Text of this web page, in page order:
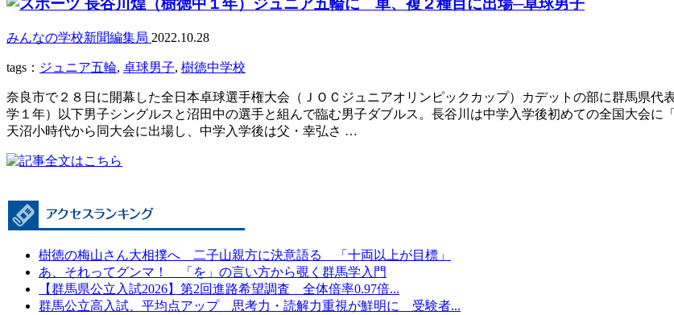
長谷川煌（樹徳中１年）ジュニア五輪に 単、複２種目に出場─卓球男子
みんなの学校新聞編集局 2022.10.28
tags： ジュニア五輪, 卓球男子, 樹徳中学校
奈良市で２８日に開幕した全日本卓球選手権大会（ＪＯＣジュニアオリンピックカップ）カデットの部に群馬県
学１年）以下男子シングルスと沼田中の選手と組んで臨む男子ダブルス。長谷川は中学入学後初めての全国大会
天沼小時代から同大会に出場し、中学入学後は父・幸弘さ …
樹徳の梅山さん大相撲へ 二子山親方に決意語る 「十両以上が目標」
あ、それってグンマ！ 「を」の言い方から覗く群馬学入門
【群馬県公立入試2026】第2回進路希望調査 全体倍率0.97倍...
群馬公立高入試、平均点アップ 思考力・読解力重視が鮮明に 受験者...